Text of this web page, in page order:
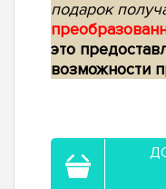
подарок
это
возможности